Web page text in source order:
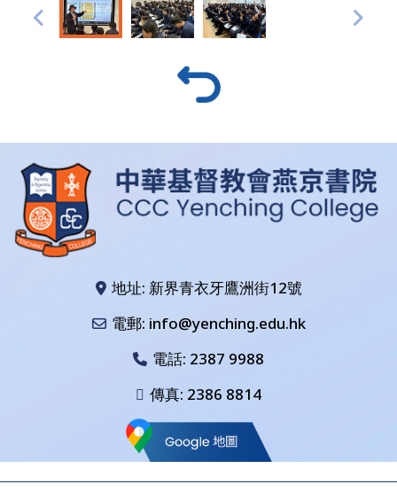
地址: 新界青衣牙鷹洲街12號
電郵: info@yenching.edu.hk
電話: 2387 9988
傳真: 2386 8814